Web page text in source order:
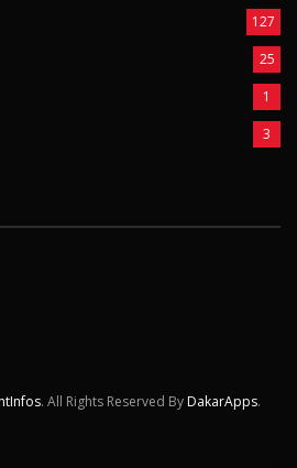
127
25
1
3
. All Rights Reserved By DakarApps.